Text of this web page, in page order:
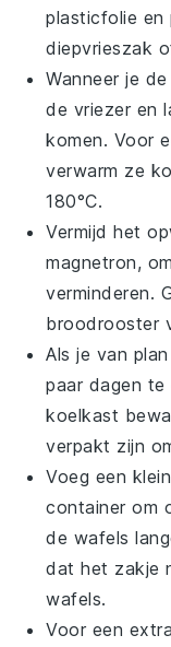
plasticfolie en
diepvrieszak
Wanneer je
de vriezer en
komen. Voor
verwarm ze
180°C.
Vermijd het
magnetron,
verminderen.
broodrooster
Als je van
paar dagen te
koelkast
verpakt zijn
Voeg een
container om
de wafels
dat het zakje
wafels.
Voor een